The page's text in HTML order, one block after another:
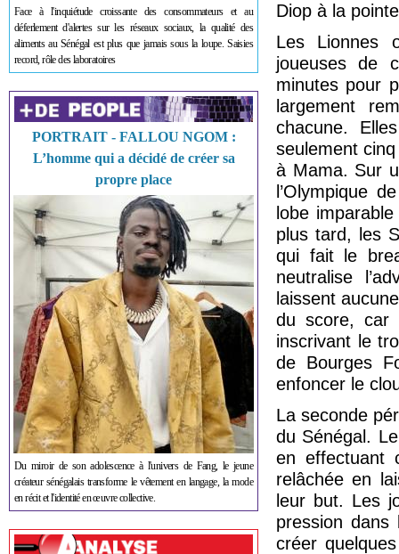
Face à l'inquiétude croissante des consommateurs et au
déferlement d'alertes sur les réseaux sociaux, la qualité des
aliments au Sénégal est plus que jamais sous la loupe. Saisies
record, rôle des laboratoires
PORTRAIT - FALLOU NGOM :
L’homme qui a décidé de créer sa
propre place
Du miroir de son adolescence à l'univers de Fang, le jeune
créateur sénégalais transforme le vêtement en langage, la mode
en récit et l'identité en œuvre collective.
Diop à la
Les Lionnes
joueuses de
minutes pour
largement
chacune.
seulement
à Mama. Sur
l’Olympique
lobe
plus tard, les
qui fait le
neutralise
laissent
du score, car
inscrivant le
de Bourges
enfoncer le
La seconde
du Sénégal.
en effectuant
relâchée en
leur but. Les
pression
créer